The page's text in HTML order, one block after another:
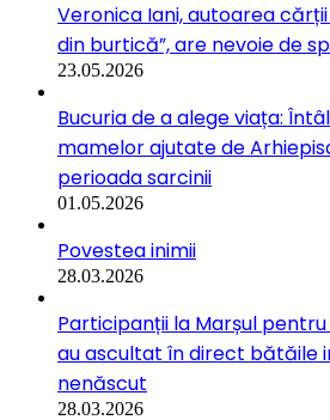
Veronica Iani, autoarea
din burtică”, are nevoie de
23.05.2026
Bucuria de a alege viața:
mamelor ajutate de
perioada sarcinii
01.05.2026
Povestea inimii
28.03.2026
Participanții la Marșul
au ascultat în direct bătăile
nenăscut
28.03.2026